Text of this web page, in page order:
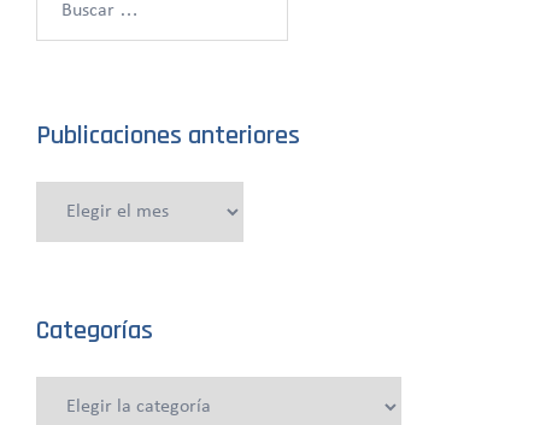
Publicaciones anteriores
Categorías